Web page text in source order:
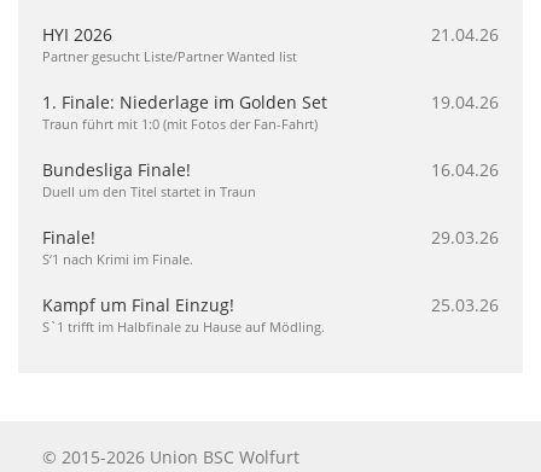
HYI 2026 21.04.26
Partner gesucht Liste/Partner Wanted list
1. Finale: Niederlage im Golden Set 19.04.26
Traun führt mit 1:0 (mit Fotos der Fan-Fahrt)
Bundesliga Finale! 16.04.26
Duell um den Titel startet in Traun
Finale! 29.03.26
S‘1 nach Krimi im Finale.
Kampf um Final Einzug! 25.03.26
S`1 trifft im Halbfinale zu Hause auf Mödling.
© 2015-2026 Union BSC Wolfurt